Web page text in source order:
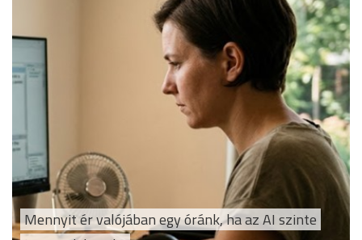
Mennyit ér valójában egy óránk, ha az AI szinte